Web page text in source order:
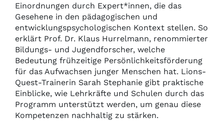
Einordnungen durch Expert*innen, die das
Gesehene in den pädagogischen und
entwicklungspsychologischen Kontext stellen. So
erklärt Prof. Dr. Klaus Hurrelmann, renommierter
Bildungs- und Jugendforscher, welche
Bedeutung frühzeitige Persönlichkeitsförderung
für das Aufwachsen junger Menschen hat. Lions-
Quest-Trainerin Sarah Stephanie gibt praktische
Einblicke, wie Lehrkräfte und Schulen durch das
Programm unterstützt werden, um genau diese
Kompetenzen nachhaltig zu stärken.